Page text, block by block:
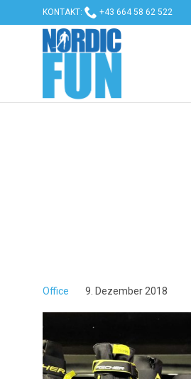
KONTAKT:  +43 664 58 62 522
Office 9. Dezember 2018